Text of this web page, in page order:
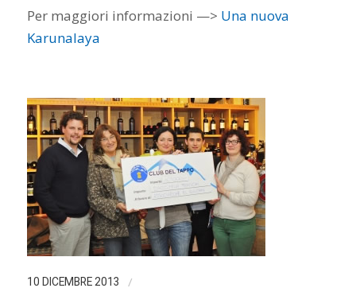
Per maggiori informazioni —> Una nuova
Karunalaya
10 DICEMBRE 2013 /